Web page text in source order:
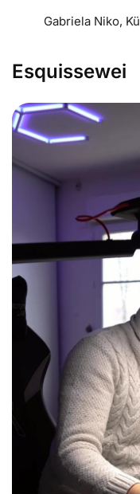
Gabriela Niko,
Esquissewei